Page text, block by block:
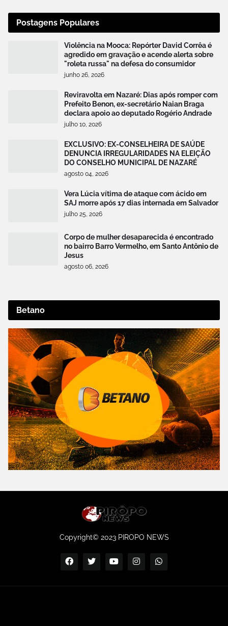
Postagens Populares
Violência na Mooca: Repórter David Corrêa é
agredido em gravação e acende alerta sobre
"roleta russa" na defesa do consumidor
junho 26, 2026
Reviravolta em Nazaré: Dias após romper com
Prefeito Benon, ex-secretário Naian Braga
declara apoio ao deputado Rogério Andrade
julho 10, 2026
EXCLUSIVO: EX-CONSELHEIRA DE SAÚDE
DENUNCIA IRREGULARIDADES NA ELEIÇÃO
DO CONSELHO MUNICIPAL DE NAZARÉ
agosto 04, 2026
Vera Lúcia vítima de ataque com ácido em
SAJ morre após 17 dias internada em Salvador
julho 25, 2026
Corpo de mulher desaparecida é encontrado
no bairro Barro Vermelho, em Santo Antônio de
Jesus
agosto 06, 2026
Betano
Copyright© 2023 PIROPO NEWS